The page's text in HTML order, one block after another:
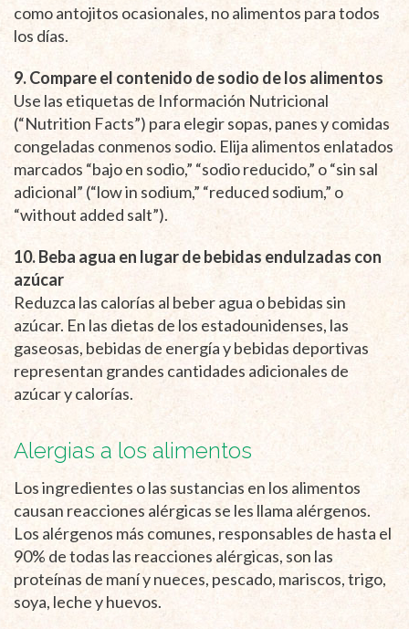
como antojitos ocasionales, no alimentos para todos
los días.
9. Compare el contenido de sodio de los alimentos
Use las etiquetas de Información Nutricional
(“Nutrition Facts”) para elegir sopas, panes y comidas
congeladas conmenos sodio. Elija alimentos enlatados
marcados “bajo en sodio,” “sodio reducido,” o “sin sal
adicional” (“low in sodium,” “reduced sodium,” o
“without added salt”).
10. Beba agua en lugar de bebidas endulzadas con
azúcar
Reduzca las calorías al beber agua o bebidas sin
azúcar. En las dietas de los estadounidenses, las
gaseosas, bebidas de energía y bebidas deportivas
representan grandes cantidades adicionales de
azúcar y calorías.
Alergias a los alimentos
Los ingredientes o las sustancias en los alimentos
causan reacciones alérgicas se les llama alérgenos.
Los alérgenos más comunes, responsables de hasta el
90% de todas las reacciones alérgicas, son las
proteínas de maní y nueces, pescado, mariscos, trigo,
soya, leche y huevos.